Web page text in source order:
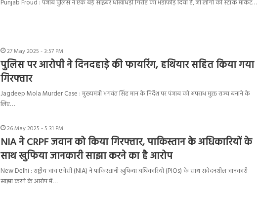
Punjab Froud : पंजाब पुलिस ने एक बड़े साइबर धोखाधड़ी गिरोह का भंडाफोड़ दिया है, जो लोगों को स्टॉक मार्केट…
27 May 2025 - 3:57 PM
पुलिस पर आरोपी ने दिनदहाड़े की फायरिंग, हथियार सहित किया गया
गिरफ्तार
Jagdeep Mola Murder Case : मुख्यमंत्री भगवंत सिंह मान के निर्देश पर पंजाब को अपराध मुक्त राज्य बनाने के
लिए…
26 May 2025 - 5:31 PM
NIA ने CRPF जवान को किया गिरफ्तार, पाकिस्तान के अधिकारियों के
साथ खुफिया जानकारी साझा करने का है आरोप
New Delhi : राष्ट्रीय जांच एजेंसी (NIA) ने पाकिस्तानी खुफिया अधिकारियों (PIOs) के साथ संवेदनशील जानकारी
साझा करने के आरोप में…